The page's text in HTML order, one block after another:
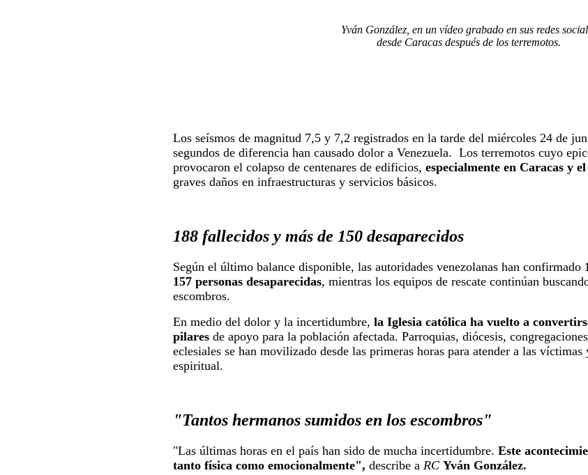
Yván González, en un vídeo grabado en sus redes
desde Caracas después de los terremotos.
Los seísmos de magnitud 7,5 y 7,2 registrados en la tarde del miércoles 24 de
segundos de diferencia han causado dolor a Venezuela. Los terremotos cuyo
provocaron el colapso de centenares de edificios, especialmente en Caracas y
graves daños en infraestructuras y servicios básicos.
188 fallecidos y más de 150 desaparecidos
Según el último balance disponible, las autoridades venezolanas han confirmado
157 personas desaparecidas, mientras los equipos de rescate continúan
escombros.
En medio del dolor y la incertidumbre, la Iglesia católica ha vuelto a
pilares de apoyo para la población afectada. Parroquias, diócesis,
eclesiales se han movilizado desde las primeras horas para atender a las
espiritual.
"Tantos hermanos sumidos en los escombros"
"Las últimas horas en el país han sido de mucha incertidumbre. Este
tanto física como emocionalmente", describe a RC Yván González.